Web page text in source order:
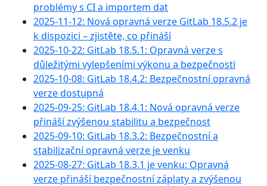
problémy s CI a importem dat
2025-11-12: Nová opravná verze GitLab 18.5.2 je
k dispozici – zjistěte, co přináší
2025-10-22: GitLab 18.5.1: Opravná verze s
důležitými vylepšeními výkonu a bezpečnosti
2025-10-08: GitLab 18.4.2: Bezpečnostní opravná
verze dostupná
2025-09-25: GitLab 18.4.1: Nová opravná verze
přináší zvýšenou stabilitu a bezpečnost
2025-09-10: GitLab 18.3.2: Bezpečnostní a
stabilizační opravná verze je venku
2025-08-27: GitLab 18.3.1 je venku: Opravná
verze přináší bezpečnostní záplaty a zvýšenou